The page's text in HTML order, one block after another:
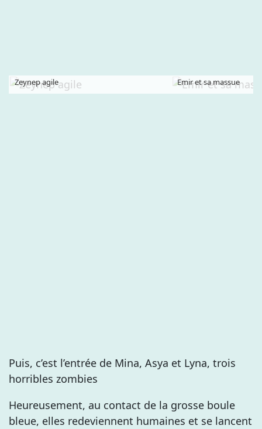
Zeynep agile Emir et sa massue
Puis, c’est l’entrée de Mina, Asya et Lyna, trois
horribles zombies
Heureusement, au contact de la grosse boule
bleue, elles redeviennent humaines et se lancent